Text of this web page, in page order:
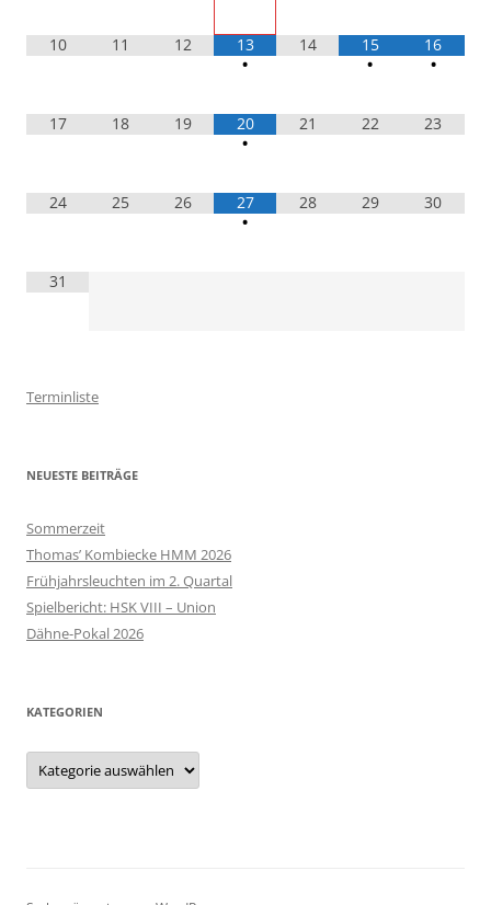
10 11 12
13
•
14
15
•
16
•
17 18 19
20
•
21 22 23
24 25 26
27
•
28 29 30
31
Terminliste
NEUESTE BEITRÄGE
Sommerzeit
Thomas’ Kombiecke HMM 2026
Frühjahrsleuchten im 2. Quartal
Spielbericht: HSK VIII – Union
Dähne-Pokal 2026
KATEGORIEN
Kategorien